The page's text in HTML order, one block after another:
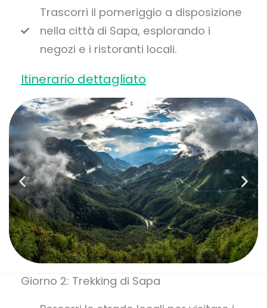
Trascorri il pomeriggio a disposizione
nella città di Sapa, esplorando i
negozi e i ristoranti locali.
Itinerario dettagliato
Giorno 2: Trekking di Sapa